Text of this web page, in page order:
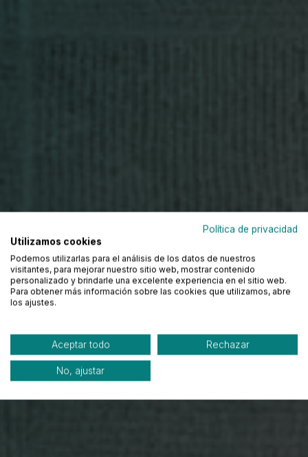
Política de privacidad
Utilizamos cookies
Podemos utilizarlas para el análisis de los datos de nuestros
visitantes, para mejorar nuestro sitio web, mostrar contenido
personalizado y brindarle una excelente experiencia en el sitio web.
Para obtener más información sobre las cookies que utilizamos, abre
los ajustes.
Aceptar todo Rechazar
No, ajustar